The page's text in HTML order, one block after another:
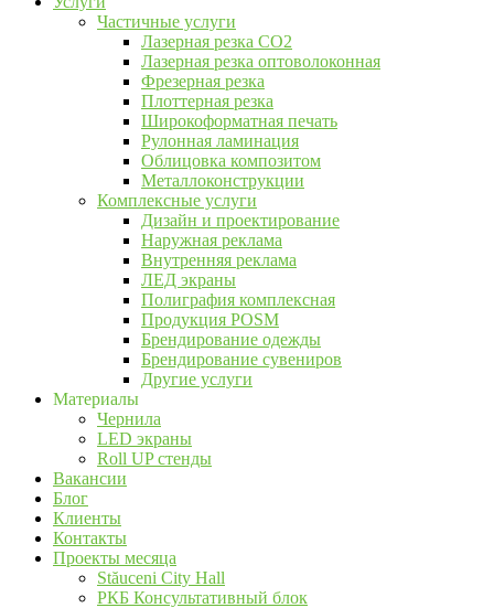
Частичные услуги
Лазерная резка CO2
Лазерная резка оптоволоконная
Фрезерная резка
Плоттерная резка
Широкоформатная печать
Рулонная ламинация
Облицовка композитом
Металлоконструкции
Комплексные услуги
Дизайн и проектирование
Наружная реклама
Внутренняя реклама
ЛЕД экраны
Полиграфия комплексная
Продукция POSM
Брендирование одежды
Брендирование сувениров
Другие услуги
Материалы
Чернила
LED экраны
Roll UP стенды
Вакансии
Блог
Клиенты
Контакты
Проекты месяца
Stăuceni City Hall
РКБ Консультативный блок